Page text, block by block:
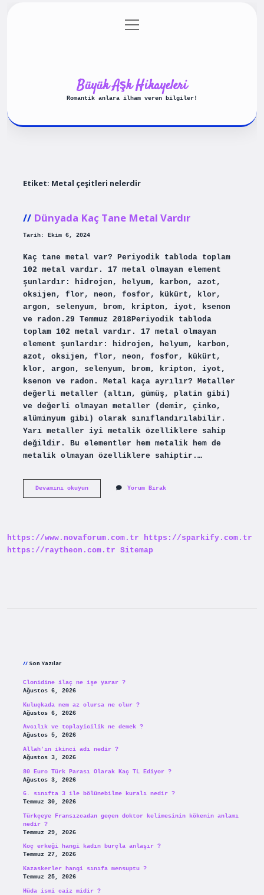
Gizlilik Politikası
menüyü
aç
Büyük Aşk Hikayeleri
Romantik anlara ilham veren bilgiler!
Etiket: Metal çeşitleri nelerdir
Dünyada Kaç Tane Metal Vardır
Tarih: Ekim 6, 2024
Kaç tane metal var? Periyodik tabloda toplam
102 metal vardır. 17 metal olmayan element
şunlardır: hidrojen, helyum, karbon, azot,
oksijen, flor, neon, fosfor, kükürt, klor,
argon, selenyum, brom, kripton, iyot, ksenon
ve radon.29 Temmuz 2018Periyodik tabloda
toplam 102 metal vardır. 17 metal olmayan
element şunlardır: hidrojen, helyum, karbon,
azot, oksijen, flor, neon, fosfor, kükürt,
klor, argon, selenyum, brom, kripton, iyot,
ksenon ve radon. Metal kaça ayrılır? Metaller
değerli metaller (altın, gümüş, platin gibi)
ve değerli olmayan metaller (demir, çinko,
alüminyum gibi) olarak sınıflandırılabilir.
Yarı metaller iyi metalik özelliklere sahip
değildir. Bu elementler hem metalik hem de
metalik olmayan özelliklere sahiptir.…
Devamını okuyunDünyada
Yorum Bırak
https://www.novaforum.com.tr
https://sparkify.com.tr
https://raytheon.com.tr Sitemap
Son Yazılar
Clonidine ilaç ne işe yarar ?
Ağustos 6, 2026
Kuluçkada nem az olursa ne olur ?
Ağustos 6, 2026
Avcılık ve toplayicilik ne demek ?
Ağustos 5, 2026
Allah’ın ikinci adı nedir ?
Ağustos 3, 2026
80 Euro Türk Parası Olarak Kaç TL Ediyor ?
Ağustos 3, 2026
6. sınıfta 3 ile bölünebilme kuralı nedir ?
Temmuz 30, 2026
Türkçeye Fransızcadan geçen doktor kelimesinin kökenin anlamı
nedir ?
Temmuz 29, 2026
Koç erkeği hangi kadın burçla anlaşır ?
Temmuz 27, 2026
Kazaskerler hangi sınıfa mensuptu ?
Temmuz 25, 2026
Hüda ismi caiz midir ?